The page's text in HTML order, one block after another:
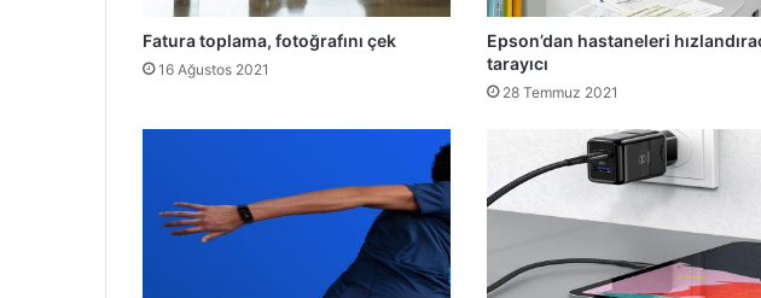
Fatura toplama, fotoğrafını çek
16 Ağustos 2021
Epson’dan hastaneleri
tarayıcı
28 Temmuz 2021